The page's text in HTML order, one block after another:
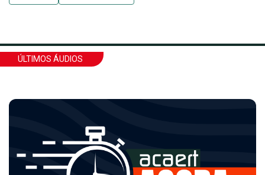
ÚLTIMOS ÁUDIOS